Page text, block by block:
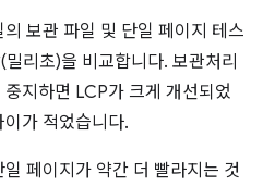
보관 파일 및 단일 페이지 테스
리초)을 비교합니다. 보관처리
지하면 LCP가 크게 개선되었
가 적었습니다.
페이지가 약간 더 빨라지는 것